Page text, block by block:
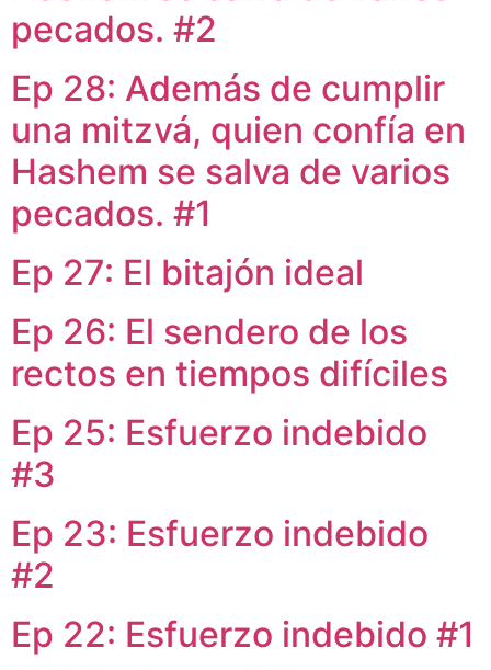
pecados. #2
Ep 28: Además de cumplir
una mitzvá, quien confía en
Hashem se salva de varios
pecados. #1
Ep 27: El bitajón ideal
Ep 26: El sendero de los
rectos en tiempos difíciles
Ep 25: Esfuerzo indebido
#3
Ep 23: Esfuerzo indebido
#2
Ep 22: Esfuerzo indebido #1